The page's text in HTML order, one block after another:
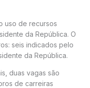
uso de recursos
da República. O
seis indicados pelo
da República.
duas vagas são
de carreiras